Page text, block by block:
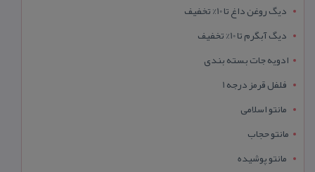
دیگ روغن داغ تا 10% تخفیف
دیگ آبگرم تا 10% تخفیف
ادویه جات بسته بندی
فلفل قرمز درجه 1
مانتو اسلامی
مانتو حجاب
مانتو پوشیده